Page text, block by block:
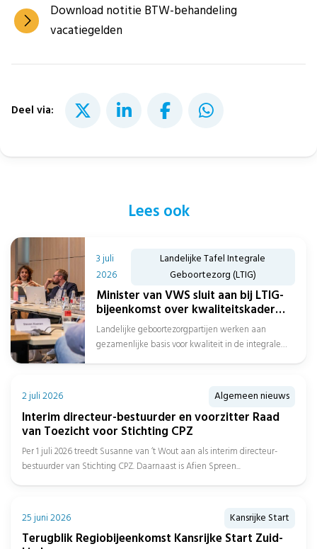
Download notitie BTW-behandeling
vacatiegelden
Deel via:
Lees ook
3 juli
2026
Landelijke Tafel Integrale
Geboortezorg (LTIG)
Minister van VWS sluit aan bij LTIG-
bijeenkomst over kwaliteitskader
integrale geboortezorg
Landelijke geboortezorgpartijen werken aan
gezamenlijke basis voor kwaliteit in de integrale
2 juli 2026 Algemeen nieuws
Interim directeur-bestuurder en voorzitter Raad
van Toezicht voor Stichting CPZ
Per 1 juli 2026 treedt Susanne van ‘t Wout aan als interim directeur-
bestuurder van Stichting CPZ. Daarnaast is Afien Spreen...
25 juni 2026 Kansrijke Start
Terugblik Regiobijeenkomst Kansrijke Start Zuid-